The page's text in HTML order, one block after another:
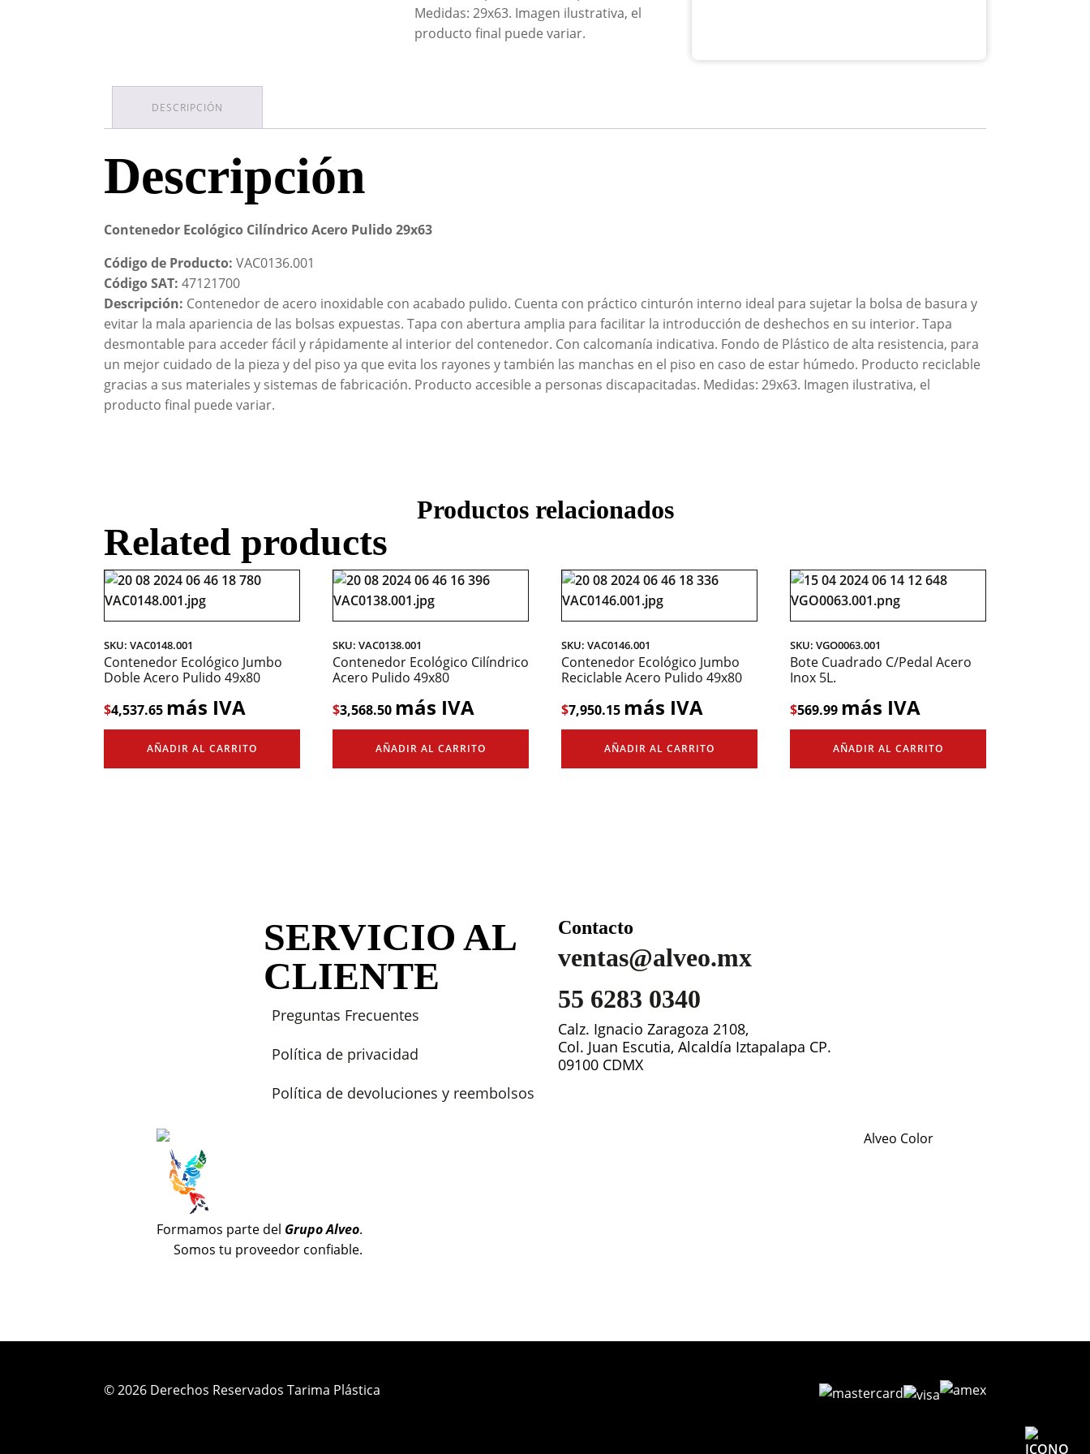
Medidas: 29x63. Imagen ilustrativa, el
producto final puede variar.
DESCRIPCIÓN
Descripción
Contenedor Ecológico Cilíndrico Acero Pulido 29x63
Código de Producto: VAC0136.001
Código SAT: 47121700
Descripción: Contenedor de acero inoxidable con acabado pulido. Cuenta con práctico cinturón interno ideal para sujetar la bolsa de basura y
evitar la mala apariencia de las bolsas expuestas. Tapa con abertura amplia para facilitar la introducción de deshechos en su interior. Tapa
desmontable para acceder fácil y rápidamente al interior del contenedor. Con calcomanía indicativa. Fondo de Plástico de alta resistencia, para
un mejor cuidado de la pieza y del piso ya que evita los rayones y también las manchas en el piso en caso de estar húmedo. Producto reciclable
gracias a sus materiales y sistemas de fabricación. Producto accesible a personas discapacitadas. Medidas: 29x63. Imagen ilustrativa, el
producto final puede variar.
Productos relacionados
Related products
SKU: VAC0148.001
Contenedor Ecológico Jumbo
Doble Acero Pulido 49x80
$4,537.65 más IVA
AÑADIR AL CARRITO
SKU: VAC0138.001
Contenedor Ecológico Cilíndrico
Acero Pulido 49x80
$3,568.50 más IVA
AÑADIR AL CARRITO
SKU: VAC0146.001
Contenedor Ecológico Jumbo
Reciclable Acero Pulido 49x80
$7,950.15 más IVA
AÑADIR AL CARRITO
SKU: VGO0063.001
Bote Cuadrado C/Pedal Acero
Inox 5L.
$569.99 más IVA
AÑADIR AL CARRITO
SERVICIO AL
CLIENTE
Preguntas Frecuentes
Política de privacidad
Política de devoluciones y reembolsos
Contacto
ventas@alveo.mx
55 6283 0340
Calz. Ignacio Zaragoza 2108,
Col. Juan Escutia, Alcaldía Iztapalapa CP.
09100 CDMX
Formamos parte del Grupo Alveo.
Somos tu proveedor confiable.
© 2026 Derechos Reservados Tarima Plástica